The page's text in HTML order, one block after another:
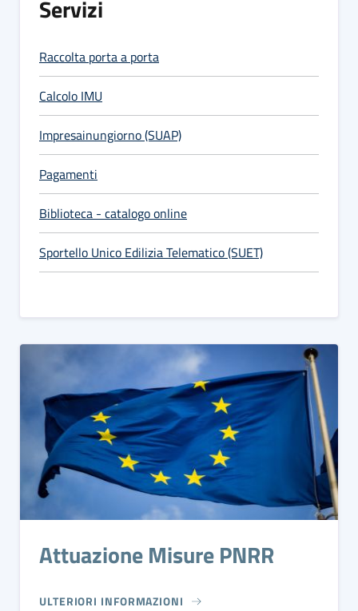
Servizi
Raccolta porta a porta
Calcolo IMU
Impresainungiorno (SUAP)
Pagamenti
Biblioteca - catalogo online
Sportello Unico Edilizia Telematico (SUET)
Attuazione Misure PNRR
ULTERIORI INFORMAZIONI